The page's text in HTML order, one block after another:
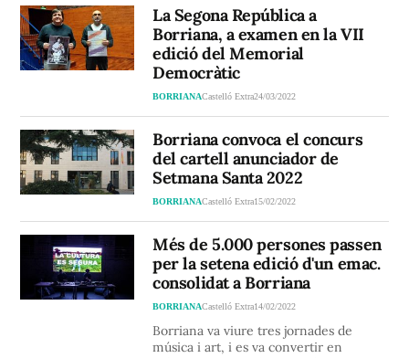
La Segona República a
Borriana, a examen en la VII
edició del Memorial
Democràtic
BORRIANACastelló Extra24/03/2022
Borriana convoca el concurs
del cartell anunciador de
Setmana Santa 2022
BORRIANACastelló Extra15/02/2022
Més de 5.000 persones passen
per la setena edició d'un emac.
consolidat a Borriana
BORRIANACastelló Extra14/02/2022
Borriana va viure tres jornades de
música i art, i es va convertir en